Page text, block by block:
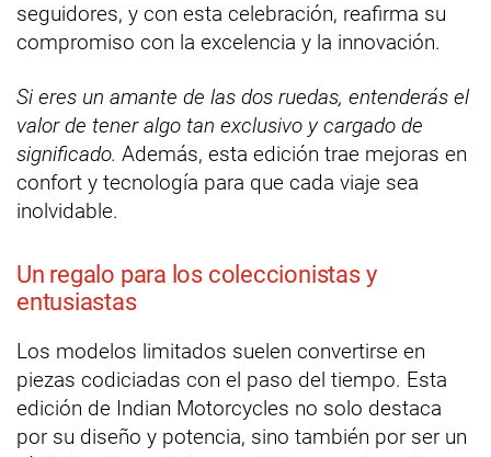
seguidores, y con esta celebración, reafirma su
compromiso con la excelencia y la innovación.
Si eres un amante de las dos ruedas, entenderás el
valor de tener algo tan exclusivo y cargado de
significado. Además, esta edición trae mejoras en
confort y tecnología para que cada viaje sea
inolvidable.
Un regalo para los coleccionistas y
entusiastas
Los modelos limitados suelen convertirse en
piezas codiciadas con el paso del tiempo. Esta
edición de Indian Motorcycles no solo destaca
por su diseño y potencia, sino también por ser un